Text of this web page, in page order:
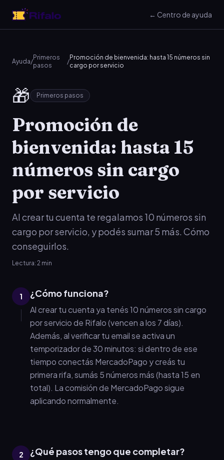
← Centro de ayuda
Ayuda/
Primeros
pasos
/
Promoción de bienvenida: hasta 15 números sin
cargo por servicio
🎁 Primeros pasos
Promoción de
bienvenida: hasta 15
números sin cargo
por servicio
Al crear tu cuenta te regalamos 10 números sin
cargo por servicio, y podés sumar 5 más. Cómo
conseguirlos.
Lectura: 2 min
1 ¿Cómo funciona?
Al crear tu cuenta ya tenés 10 números sin cargo
por servicio de Rifalo (vencen a los 7 días).
Además, al verificar tu email se activa un
temporizador de 30 minutos: si dentro de ese
tiempo conectás MercadoPago y creás tu
primera rifa, sumás 5 números más (hasta 15 en
total). La comisión de MercadoPago sigue
aplicando normalmente.
2 ¿Qué pasos tengo que completar?